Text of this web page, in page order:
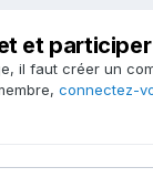
et participer
il faut créer un
connectez-